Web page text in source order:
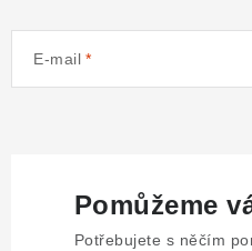
E-mail
Pomůžeme
Potřebujete s něčím